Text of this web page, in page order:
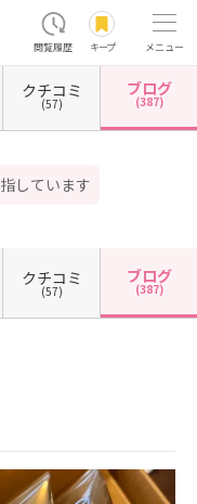
閲覧履歴 キープ メニュー
福岡市博多区 結婚相談所 Be Happy
しています
クチコミ
(57)
ブログ
(387)
クチコミ
(57)
ブログ
(387)